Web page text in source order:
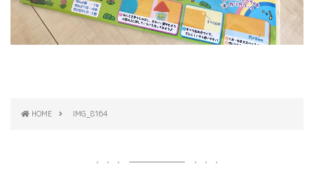
HOME IMG_8164